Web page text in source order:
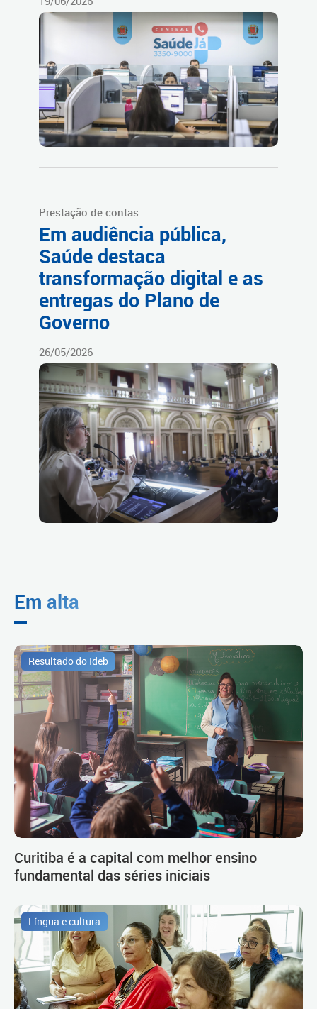
Prestação de contas
Em audiência pública,
Saúde destaca
transformação digital e as
entregas do Plano de
Governo
26/05/2026
Em alta
Resultado do Ideb
Curitiba é a capital com melhor ensino
fundamental das séries iniciais
Língua e cultura